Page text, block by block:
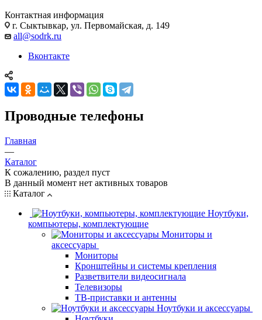
Контактная информация
г. Сыктывкар, ул. Первомайская, д. 149
all@sodrk.ru
Вконтакте
Проводные телефоны
Главная
—
Каталог
К сожалению, раздел пуст
В данный момент нет активных товаров
Каталог
Ноутбуки,
компьютеры, комплектующие
Мониторы и
аксессуары
Мониторы
Кронштейны и системы крепления
Разветвители видеосигнала
Телевизоры
ТВ-приставки и антенны
Ноутбуки и аксессуары